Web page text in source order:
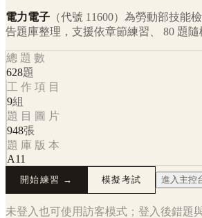
電力電子 （代號 11600） 為勞動部技能
告題庫整理，支援依章節練習、 80 題
總題數
628題
工作項目
9組
題目圖片
948張
題庫版本
A11
開始練習 → 模擬考試 進入主控
未登入也可使用訪客模式；登入後錯題